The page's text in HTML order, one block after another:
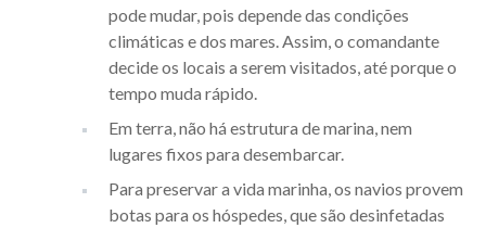
pode mudar, pois depende das condições
climáticas e dos mares. Assim, o comandante
decide os locais a serem visitados, até porque o
tempo muda rápido.
Em terra, não há estrutura de marina, nem
lugares fixos para desembarcar.
Para preservar a vida marinha, os navios provem
botas para os hóspedes, que são desinfetadas